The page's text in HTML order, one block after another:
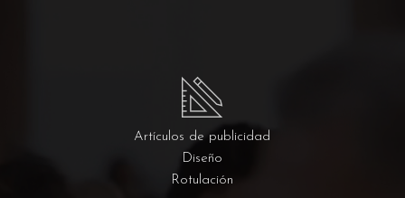
Artículos de publicidad
Diseño
Rotulación